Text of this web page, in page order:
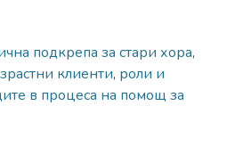
подкрепа за стари хора,
клиенти, роли и
в процеса на помощ за